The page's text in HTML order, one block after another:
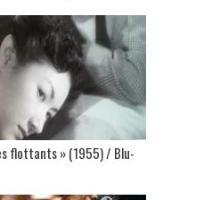
flottants » (1955) / Blu-